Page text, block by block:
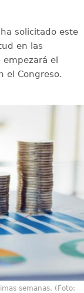
solicitado este
en las
el
el Congreso.
semanas. (Foto: